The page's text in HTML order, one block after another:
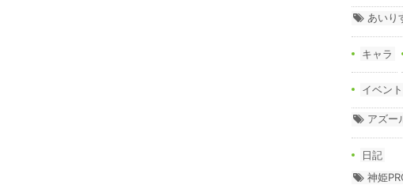
あいり
キャラ
イベント
アズー
日記
神姫